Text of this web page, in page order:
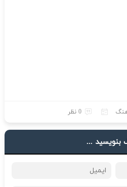
0 نظر
بنویسید ...